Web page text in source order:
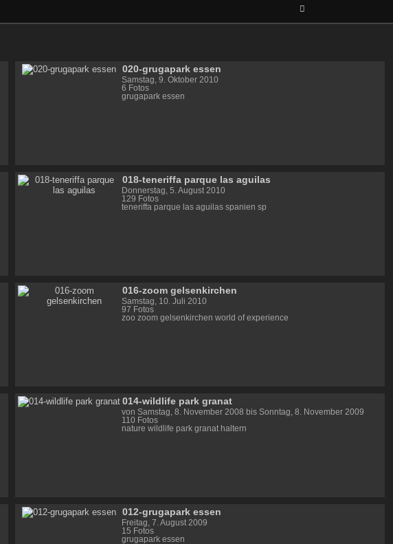
020-grugapark essen
Samstag, 9. Oktober 2010
6 Fotos
grugapark essen
018-teneriffa parque las aguilas
Donnerstag, 5. August 2010
129 Fotos
teneriffa parque las aguilas spanien sp
016-zoom gelsenkirchen
Samstag, 10. Juli 2010
97 Fotos
zoo zoom gelsenkirchen world of experience
014-wildlife park granat
von Samstag, 8. November 2008 bis Sonntag, 8. November 2009
110 Fotos
nature wildlife park granat haltern
012-grugapark essen
Freitag, 7. August 2009
15 Fotos
grugapark essen